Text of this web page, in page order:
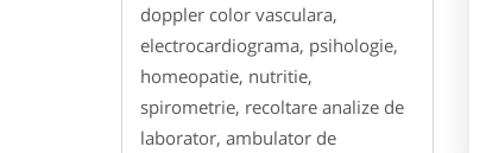
doppler color vasculara,
electrocardiograma, psihologie,
homeopatie, nutritie,
spirometrie, recoltare analize de
laborator, ambulator de